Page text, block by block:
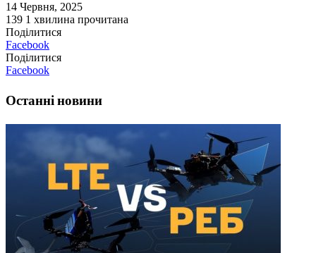
14 Червня, 2025
139 1 хвилина прочитана
Поділитися
Facebook
Поділитися
Facebook
Останні новини